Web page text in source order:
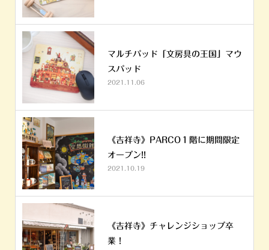
マルチパッド「文房具の王国」マウ
スパッド
2021.11.06
《吉祥寺》PARCO１階に期間限定
オープン!!
2021.10.19
《吉祥寺》チャレンジショップ卒
業！